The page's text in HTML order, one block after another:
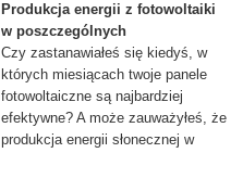
Produkcja energii z fotowoltaiki
w poszczególnych
Czy zastanawiałeś się kiedyś, w
których miesiącach twoje panele
fotowoltaiczne są najbardziej
efektywne? A może zauważyłeś, że
produkcja energii słonecznej w